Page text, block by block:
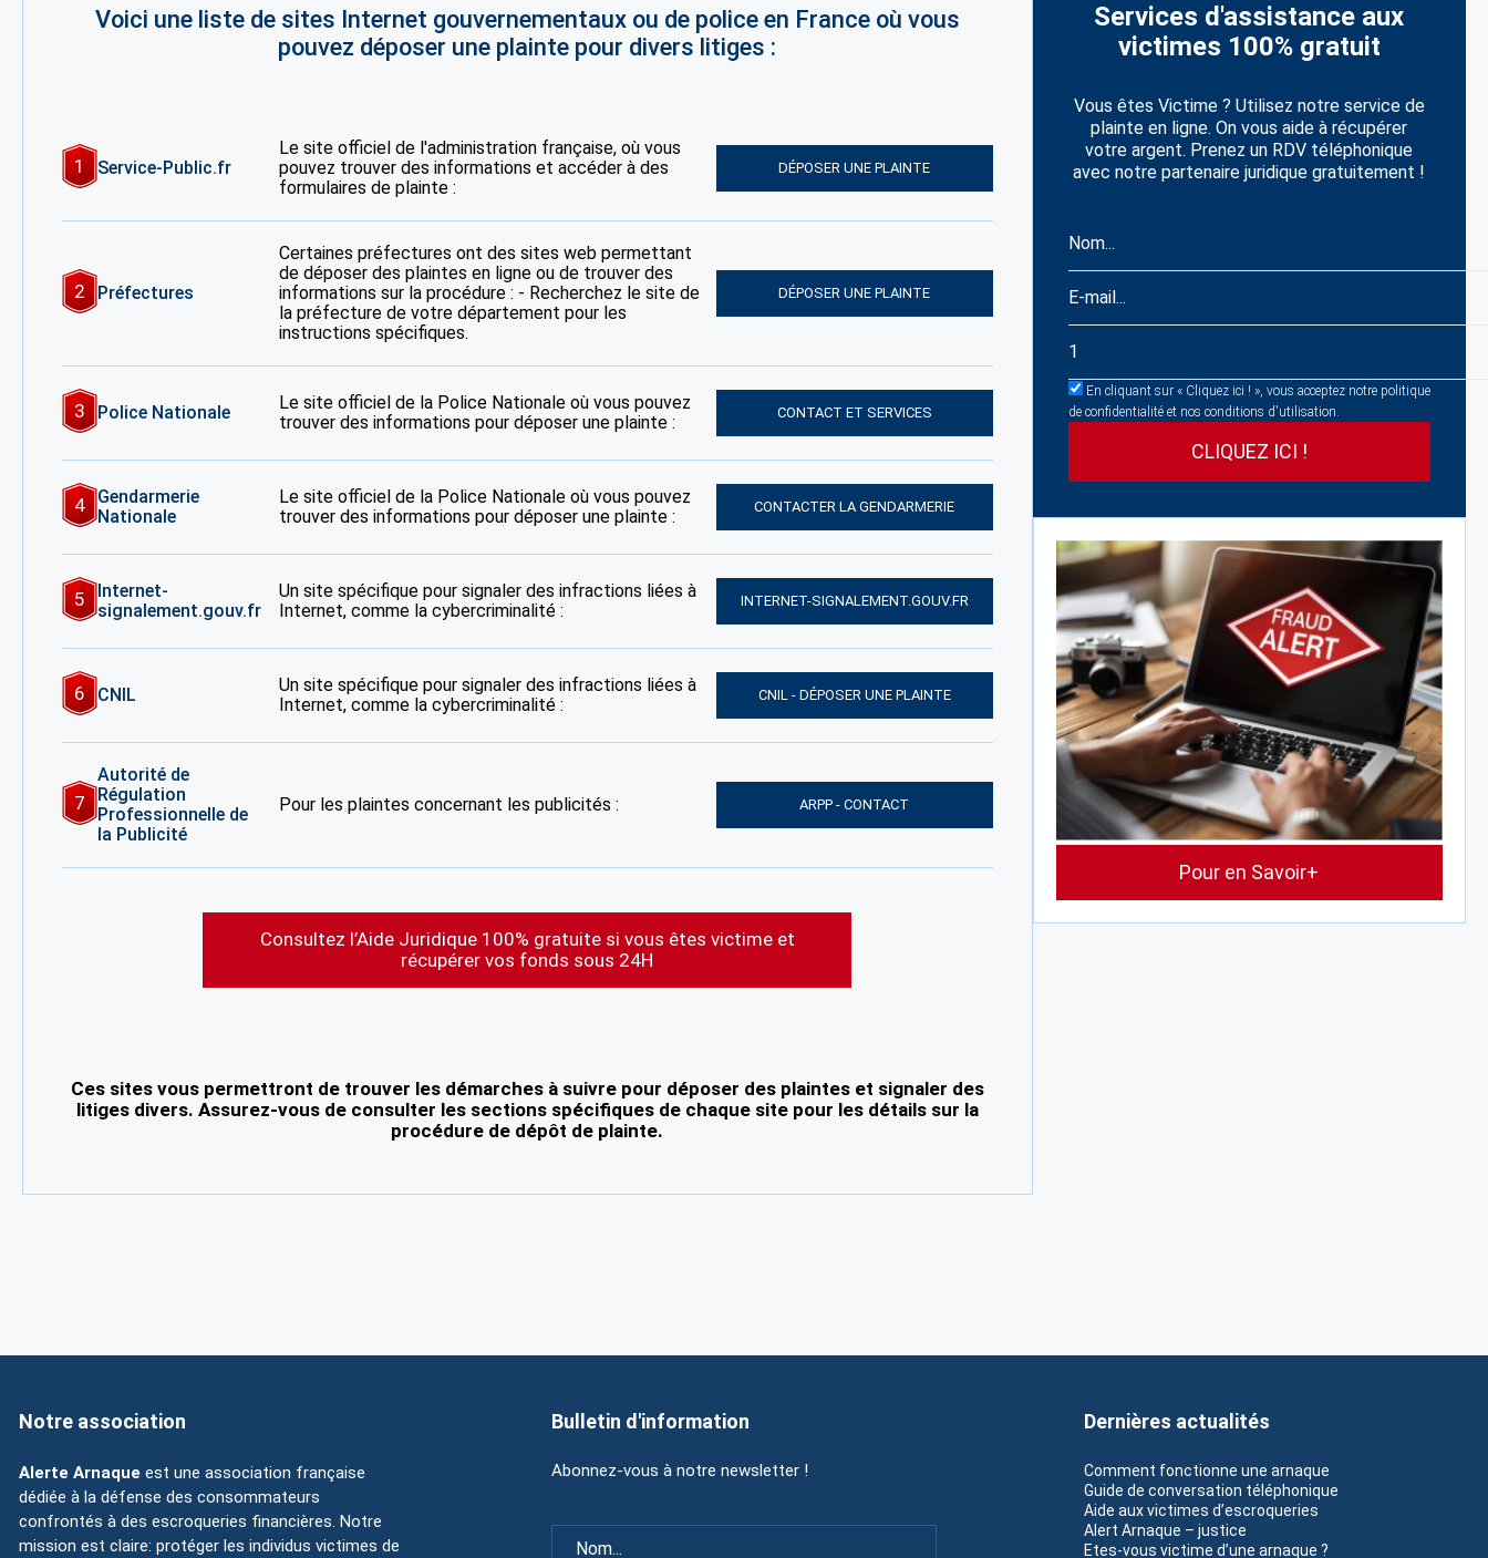
Voici une liste de sites Internet gouvernementaux ou de police en France où vous
pouvez déposer une plainte pour divers litiges :
1 Service-Public.fr
Le site officiel de l'administration française, où vous
pouvez trouver des informations et accéder à des
formulaires de plainte :
DÉPOSER UNE PLAINTE
2 Préfectures
Certaines préfectures ont des sites web permettant
de déposer des plaintes en ligne ou de trouver des
informations sur la procédure : - Recherchez le site de
la préfecture de votre département pour les
instructions spécifiques.
DÉPOSER UNE PLAINTE
3 Police Nationale
Le site officiel de la Police Nationale où vous pouvez
trouver des informations pour déposer une plainte :
CONTACT ET SERVICES
4
Gendarmerie
Nationale
Le site officiel de la Police Nationale où vous pouvez
trouver des informations pour déposer une plainte :
CONTACTER LA GENDARMERIE
5
Internet-
signalement.gouv.fr
Un site spécifique pour signaler des infractions liées à
Internet, comme la cybercriminalité :
INTERNET-SIGNALEMENT.GOUV.FR
6 CNIL
Un site spécifique pour signaler des infractions liées à
Internet, comme la cybercriminalité :
CNIL - DÉPOSER UNE PLAINTE
7
Autorité de
Régulation
Professionnelle de
la Publicité
Pour les plaintes concernant les publicités : ARPP - CONTACT
Consultez l’Aide Juridique 100% gratuite si vous êtes victime et
récupérer vos fonds sous 24H
Ces sites vous permettront de trouver les démarches à suivre pour déposer des plaintes et signaler des
litiges divers. Assurez-vous de consulter les sections spécifiques de chaque site pour les détails sur la
procédure de dépôt de plainte.
Services d'assistance aux
victimes 100% gratuit
Vous êtes Victime ? Utilisez notre service de
plainte en ligne. On vous aide à récupérer
votre argent. Prenez un RDV téléphonique
avec notre partenaire juridique gratuitement !
En cliquant sur « Cliquez ici ! », vous acceptez notre politique
de confidentialité et nos conditions d'utilisation.
Pour en Savoir+
Notre association
Alerte Arnaque est une association française
dédiée à la défense des consommateurs
confrontés à des escroqueries financières. Notre
mission est claire: protéger les individus victimes de
Bulletin d'information
Abonnez-vous à notre newsletter !
Dernières actualités
Comment fonctionne une arnaque
Guide de conversation téléphonique
Aide aux victimes d’escroqueries
Alert Arnaque – justice
Etes-vous victime d’une arnaque ?